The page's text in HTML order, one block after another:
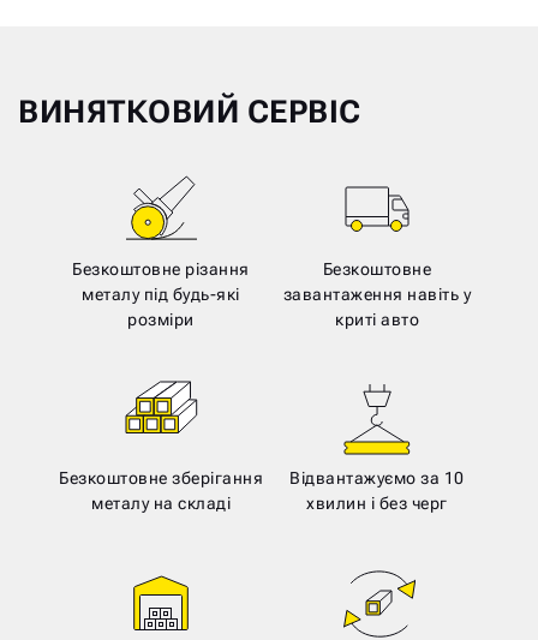
ВИНЯТКОВИЙ СЕРВІС
Безкоштовне різання
металу під будь-які
розміри
Безкоштовне
завантаження навіть у
криті авто
Безкоштовне зберігання
металу на складі
Відвантажуємо за 10
хвилин і без черг